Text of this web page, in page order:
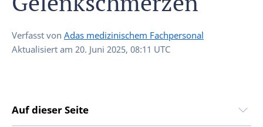
Verfasst von Adas medizinischem Fachpersonal
Aktualisiert am 20. Juni 2025, 08:11 UTC
Auf dieser Seite